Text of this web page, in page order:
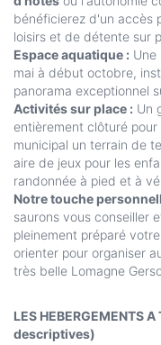
bénéficierez d'un accès
loisirs et de détente sur
Espace aquatique :
mai à début octobre,
panorama exceptionnel
Activités sur place : Un
entièrement clôturé
municipal un terrain de
aire de jeux pour les
randonnée à pied et à
Notre touche
saurons vous conseiller
pleinement préparé
orienter pour organiser
très belle Lomagne
LES HEBERGEMENTS
descriptives)